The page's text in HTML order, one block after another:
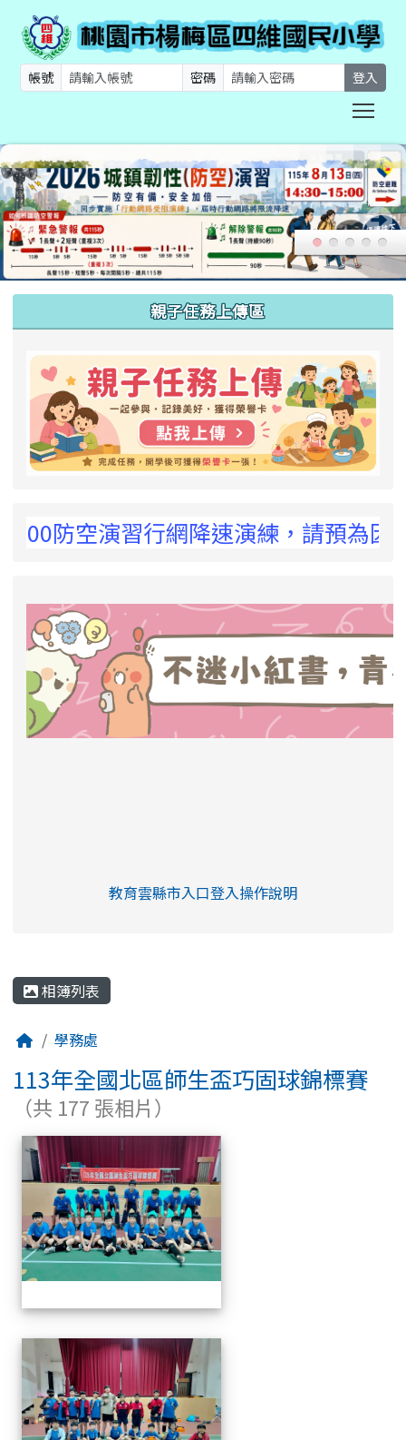
帳號 密碼 登入
親子任務上傳區
行網降速演練，請預為因應，詳洽
link to https://eliteracy.edu.tw/Shorts/
教育雲縣市入口登入操作說明
相簿列表
學務處
113年全國北區師生盃巧固球錦標賽
（共 177 張相片）
相簿列表 113年全國北區師生盃巧固
113年全國北區師生盃巧固